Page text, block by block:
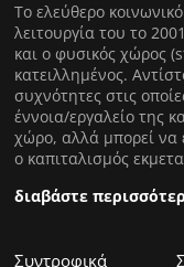
Tο ελεύθερο
λειτουργία του το
και ο φυσικός χώρος
κατειλλημένος.
συχνότητες στις
έννοια/εργαλείο της
χώρο, αλλά μπορεί να
ο καπιταλισμός
διαβάστε
Συντροφικά